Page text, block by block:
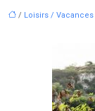
/ Loisirs / Vacances